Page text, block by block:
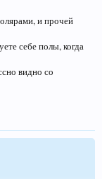
и прочей
себе полы, когда
видно со